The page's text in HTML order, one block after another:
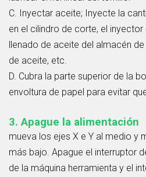
C. Inyectar aceite; Inyecte la
en el cilindro de corte, el
llenado de aceite del almacén
de aceite, etc.
D. Cubra la parte superior de la
envoltura de papel para evitar
3. Apague la alimentación
mueva los ejes X e Y al medio y
más bajo. Apague el interruptor
de la máquina herramienta y el